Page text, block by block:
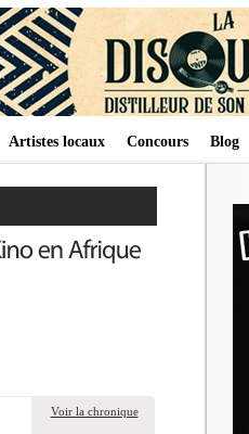
Artistes locaux Concours Blog
Voir la chronique